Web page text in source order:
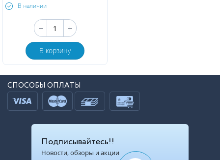
В наличии
В корзину
СПОСОБЫ ОПЛАТЫ
Подписывайтесь!!
Новости, обзоры и акции